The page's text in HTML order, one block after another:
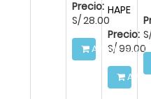
Precio:
S/28.00
Añadir a la
HAPE
Precio:
S/99.00